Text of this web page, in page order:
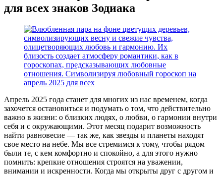
для всех знаков Зодиака
Апрель 2025 года станет для многих из нас временем, когда
захочется остановиться и подумать о том, что действительно
важно в жизни: о близких людях, о любви, о гармонии внутри
себя и с окружающими. Этот месяц подарит возможность
найти равновесие — так же, как звезды и планеты находят
свое место на небе. Мы все стремимся к тому, чтобы рядом
были те, с кем комфортно и спокойно, а для этого нужно
помнить: крепкие отношения строятся на уважении,
внимании и искренности. Когда мы открыты друг с другом и